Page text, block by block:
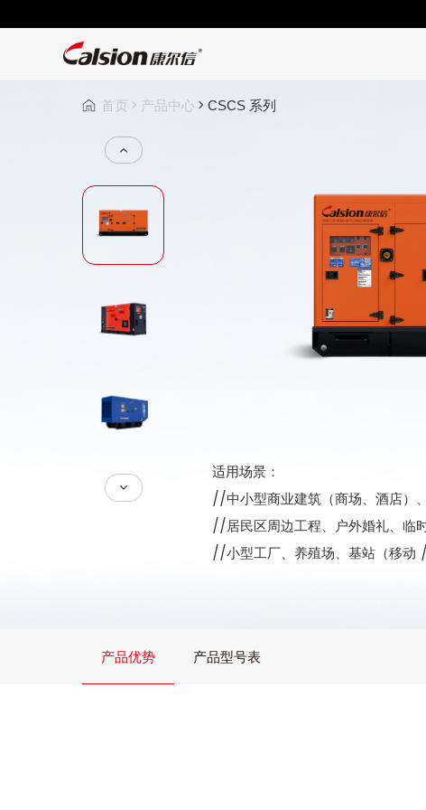
首页 产品中心 CSCS 系列
适用场景：
//中小型商业建筑（商场、酒店）
//居民区周边工程、户外婚礼、临
//小型工厂、养殖场、基站（移动 /
产品优势 产品型号表